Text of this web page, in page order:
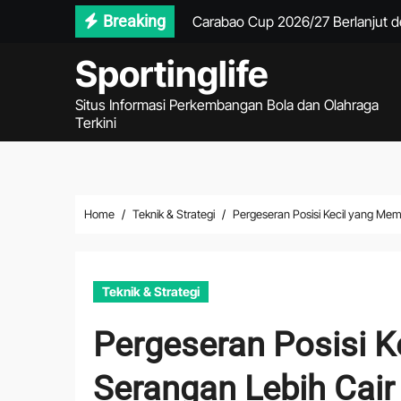
Breaking
Carabao Cup 2026/27 Berlanjut
Marcus Rashford Bersiap
Michael Carrick Padukan
Gol Matricardi Menggagalkan
PSG dan Manchester United
Sportinglife
Situs Informasi Perkembangan Bola dan Olahraga
Terkini
Home Teknik & Strategi Pergeseran Posisi Kecil yang
Teknik & Strategi
Pergeseran Posisi
Serangan Lebih Cair